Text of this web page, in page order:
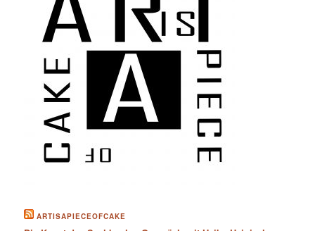
ARTISAPIECEOFCAKE